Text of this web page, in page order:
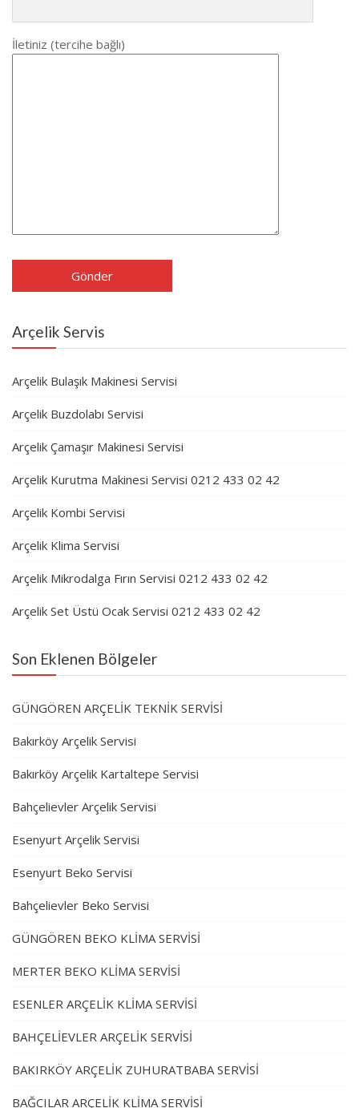
İletiniz (tercihe bağlı)
Arçelik Servis
Arçelik Bulaşık Makinesi Servisi
Arçelik Buzdolabı Servisi
Arçelik Çamaşır Makinesi Servisi
Arçelik Kurutma Makinesi Servisi 0212 433 02 42
Arçelik Kombi Servisi
Arçelik Klima Servisi
Arçelik Mikrodalga Fırın Servisi 0212 433 02 42
Arçelik Set Üstü Ocak Servisi 0212 433 02 42
Son Eklenen Bölgeler
GÜNGÖREN ARÇELİK TEKNİK SERVİSİ
Bakırköy Arçelik Servisi
Bakırköy Arçelik Kartaltepe Servisi
Bahçelievler Arçelik Servisi
Esenyurt Arçelik Servisi
Esenyurt Beko Servisi
Bahçelievler Beko Servisi
GÜNGÖREN BEKO KLİMA SERVİSİ
MERTER BEKO KLİMA SERVİSİ
ESENLER ARÇELİK KLİMA SERVİSİ
BAHÇELİEVLER ARÇELİK SERVİSİ
BAKIRKÖY ARÇELİK ZUHURATBABA SERVİSİ
BAĞCILAR ARÇELİK KLİMA SERVİSİ